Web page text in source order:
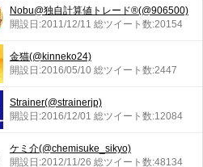
Nobu@独自計算値トレード®︎(@906500)
開設日:2011/12/11 総ツイート数:20154
金猫(@kinneko24)
開設日:2016/05/10 総ツイート数:2447
Strainer(@strainerjp)
開設日:2016/12/01 総ツイート数:12084
ケミ介(@chemisuke_sikyo)
開設日:2012/11/26 総ツイート数:48134